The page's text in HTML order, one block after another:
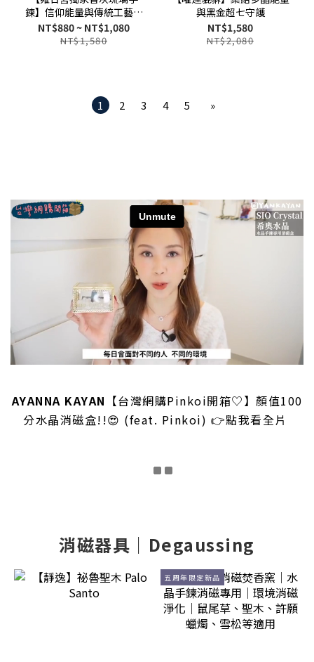
鍊】信仰能量與傳統工藝，
守護平安招財納福
NT$880 ~ NT$1,080
NT$1,580
與黑金超七守護
NT$1,580
NT$2,080
1 2 3 4 5 »
AYANNA KAYAN 【台灣網購Pinkoi開箱♡】顏值100
分水晶消磁盒!!😍 (feat. Pinkoi) 👉點我看全片
消磁器具｜Degaussing
五周年限定新品